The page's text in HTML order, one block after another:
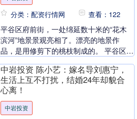
分类：配资行情网 查看：122
平谷区府前街，一处绵延数十米的“花木
滨河”地景景观亮相了。漂亮的地景作
品，是用修剪下的桃枝制成的。 平谷区府
的园艺师黄晋涛....
中岩投资 陈小艺：嫁名导刘惠宁，
生活上互不打扰，结婚24年却貌合
心离！
中岩投资